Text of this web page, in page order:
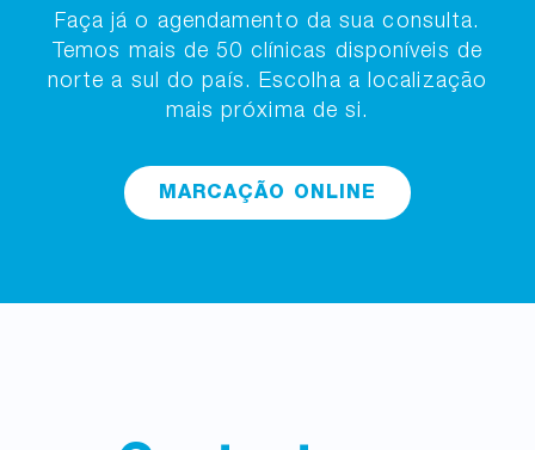
Faça já o agendamento da sua consulta.
Temos mais de 50 clínicas disponíveis de
norte a sul do país. Escolha a localização
mais próxima de si.
MARCAÇÃO ONLINE